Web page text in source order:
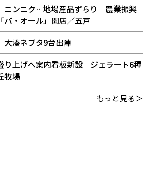
ニンニク…地場産品ずらり 農業振興
バ・オール」開店／五戸
湊ネブタ9台出陣
り上げへ案内看板新設 ジェラート6種
牧場
もっと見る＞